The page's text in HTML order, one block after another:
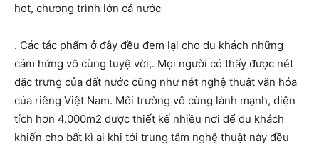
hot, chương trình lớn cả nước
. Các tác phẩm ở đây đều đem lại cho du khách những
cảm hứng vô cùng tuyệ vời,. Mọi người có thấy được nét
đặc trưng của đất nước cũng như nét nghệ thuật văn hóa
của riêng Việt Nam. Môi trường vô cùng lành mạnh, diện
tích hơn 4.000m2 được thiết kế nhiều nơi để du khách
khiến cho bất kì ai khi tới trung tâm nghệ thuật này đều